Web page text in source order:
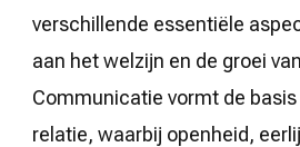
verschillende essentiële
aan het welzijn en de groei
Communicatie vormt de
relatie, waarbij openheid,